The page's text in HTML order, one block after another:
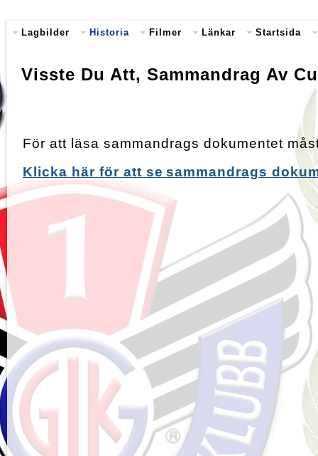
Lagbilder Historia Filmer Länkar Startsida
Visste Du Att, Sammandrag Av
För att läsa sammandrags dokumentet
Klicka här för att se sammandrags